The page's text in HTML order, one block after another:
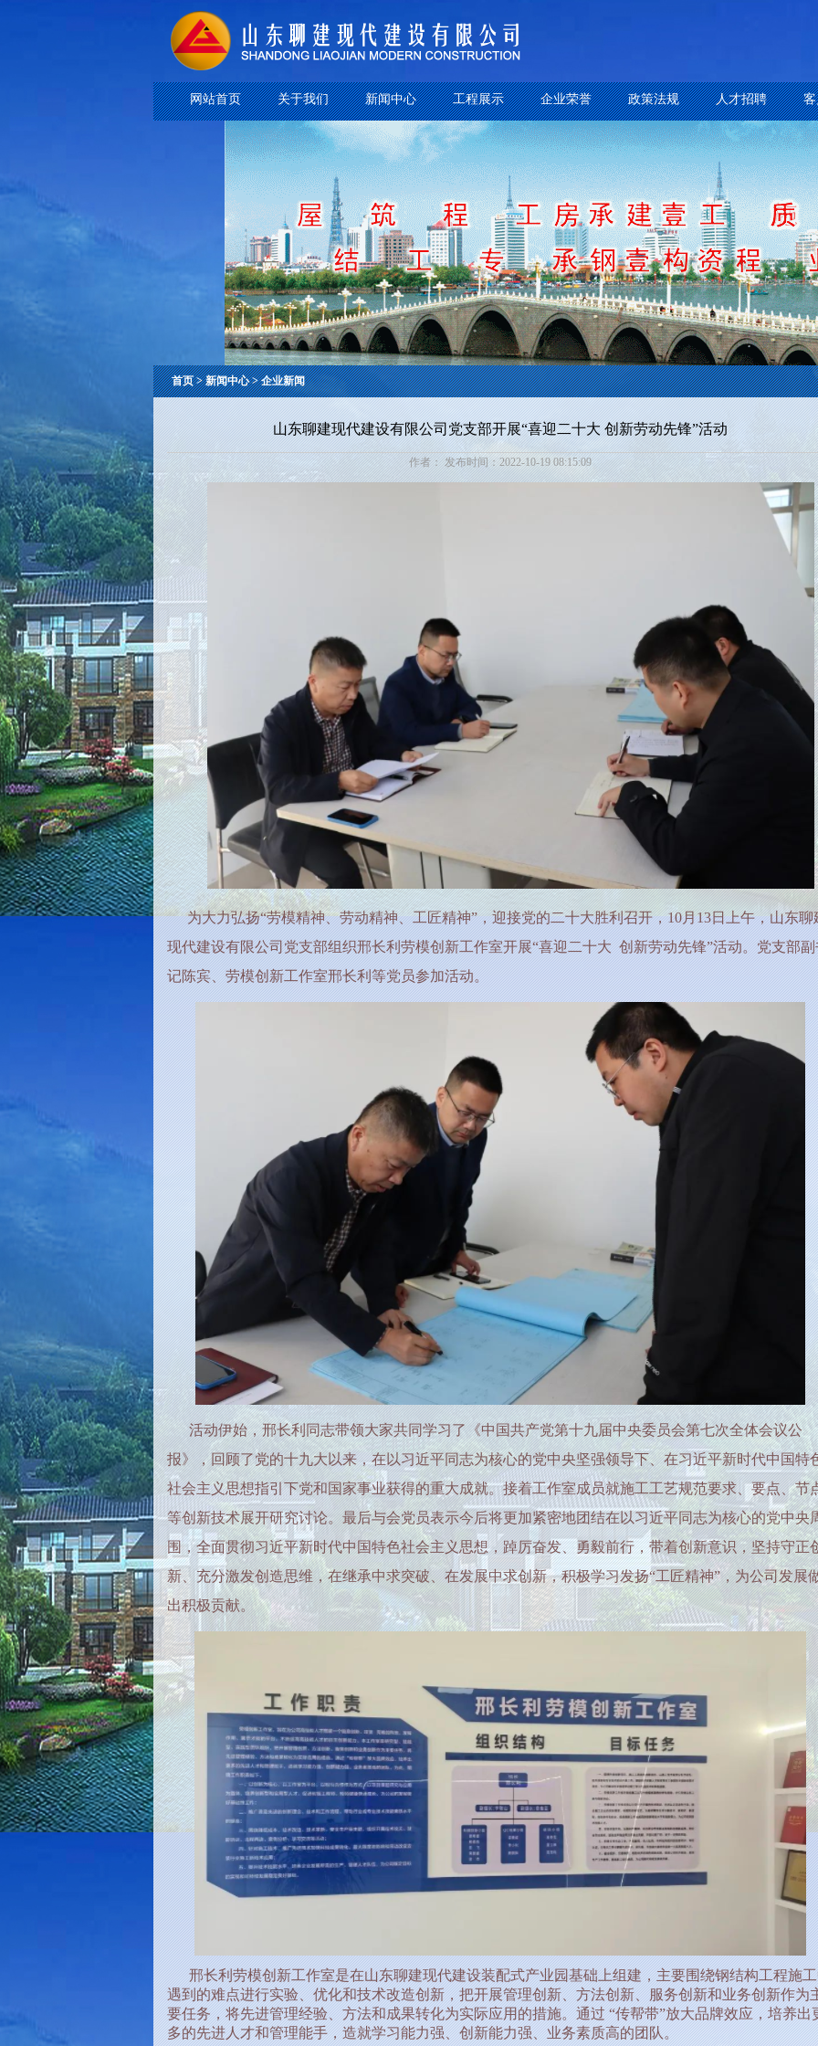
网站首页 关于我们 新闻中心 工程展示 企业荣誉 政策法规 人才招聘
首页 > 新闻中心 > 企业新闻
山东聊建现代建设有限公司党支部开展“喜迎二十大 创新劳动先锋”活动
作者： 发布时间：2022-10-19 08:15:09
为大力弘扬“劳模精神、劳动精神、工匠精神”，迎接党的二十大胜利召开，10月13日上午，山东聊
现代建设有限公司党支部组织邢长利劳模创新工作室开展“喜迎二十大 创新劳动先锋”活动。党支部副
记陈宾、劳模创新工作室邢长利等党员参加活动。
活动伊始，邢长利同志带领大家共同学习了《中国共产党第十九届中央委员会第七次全体会议公
报》，回顾了党的十九大以来，在以习近平同志为核心的党中央坚强领导下、在习近平新时代中国特
社会主义思想指引下党和国家事业获得的重大成就。接着工作室成员就施工工艺规范要求、要点、节
等创新技术展开研究讨论。最后与会党员表示今后将更加紧密地团结在以习近平同志为核心的党中央
围，全面贯彻习近平新时代中国特色社会主义思想，踔厉奋发、勇毅前行，带着创新意识，坚持守正
新、充分激发创造思维，在继承中求突破、在发展中求创新，积极学习发扬“工匠精神”，为公司发展
出积极贡献。
邢长利劳模创新工作室是在山东聊建现代建设装配式产业园基础上组建，主要围绕钢结构工程施
遇到的难点进行实验、优化和技术改造创新，把开展管理创新、方法创新、服务创新和业务创新作为
要任务，将先进管理经验、方法和成果转化为实际应用的措施。通过 “传帮带”放大品牌效应，培养出
多的先进人才和管理能手，造就学习能力强、创新能力强、业务素质高的团队。